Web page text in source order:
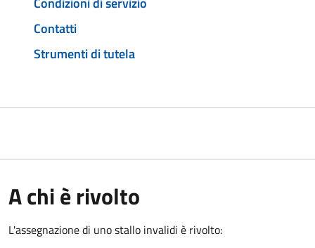
Contatti
Strumenti di tutela
A chi è rivolto
L'assegnazione di uno stallo invalidi è rivolto: